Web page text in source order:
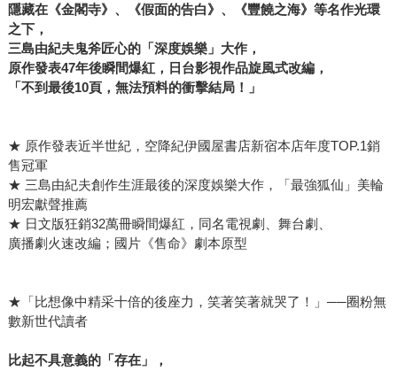
隱藏在《金閣寺》、《假面的告白》、《豐饒之海》等名作光環
之下，
三島由紀夫鬼斧匠心的「深度娛樂」大作，
原作發表47年後瞬間爆紅，日台影視作品旋風式改編，
「不到最後10頁，無法預料的衝擊結局！」
★ 原作發表近半世紀，空降紀伊國屋書店新宿本店年度TOP.1銷
售冠軍
★ 三島由紀夫創作生涯最後的深度娛樂大作，「最強狐仙」美輪
明宏獻聲推薦
★ 日文版狂銷32萬冊瞬間爆紅，同名電視劇、舞台劇、
廣播劇火速改編；國片《售命》劇本原型
★「比想像中精采十倍的後座力，笑著笑著就哭了！」──圈粉無
數新世代讀者
比起不具意義的「存在」，